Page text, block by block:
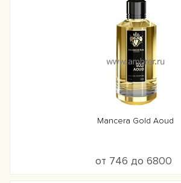
Mancera Gold Aoud
от 746 до 6800